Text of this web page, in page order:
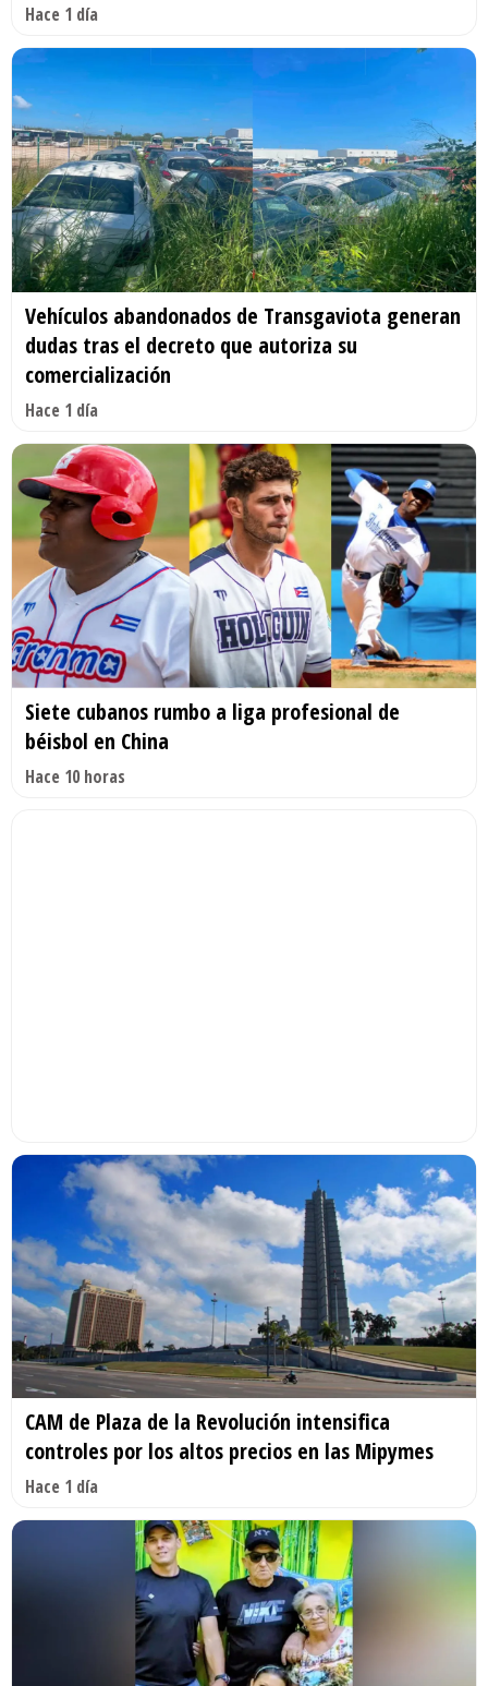
Hace 1 día
Vehículos abandonados de Transgaviota generan
dudas tras el decreto que autoriza su
comercialización
Hace 1 día
Siete cubanos rumbo a liga profesional de
béisbol en China
Hace 10 horas
CAM de Plaza de la Revolución intensifica
controles por los altos precios en las Mipymes
Hace 1 día